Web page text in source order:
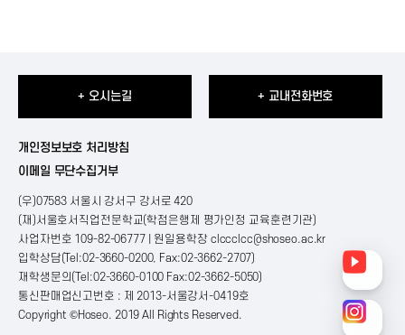
+ 오시는길 + 교내전화번호
개인정보보호 처리방침
이메일 무단수집거부
(우)07583 서울시 강서구 강서로 420
(재)서울호서직업전문학교(학점은행제 평가인정 교육훈련기관)
사업자번호 109-82-06777 | 원일용학장 clccclcc@shoseo.ac.kr
입학상담(Tel:02-3660-0200, Fax:02-3662-2707)
재학생문의(Tel:02-3660-0100 Fax:02-3662-5050)
통신판매업신고번호 : 제 2013-서울강서-0419호
Copyright ©Hoseo. 2019 All Rights Reserved.